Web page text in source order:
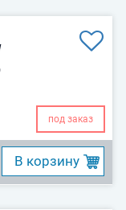
под заказ
B корзину